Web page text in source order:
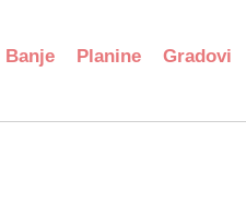
Banje Planine Gradovi